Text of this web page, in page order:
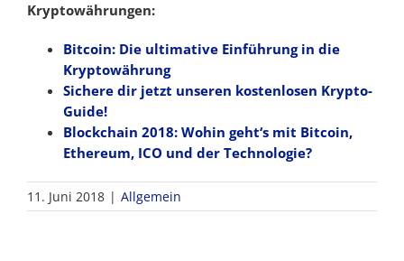
Kryptowährungen:
Bitcoin: Die ultimative Einführung in die
Kryptowährung
Sichere dir jetzt unseren kostenlosen Krypto-
Guide!
Blockchain 2018: Wohin geht‘s mit Bitcoin,
Ethereum, ICO und der Technologie?
11. Juni 2018 | Allgemein